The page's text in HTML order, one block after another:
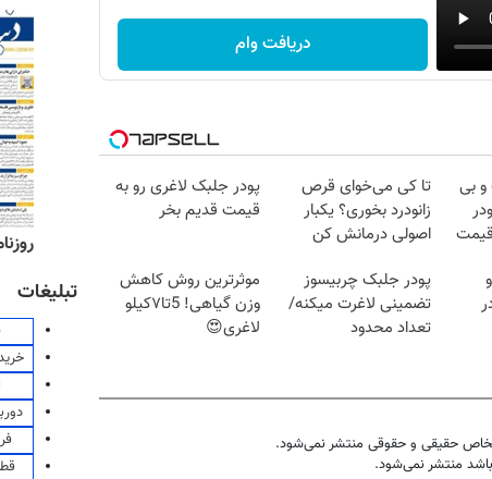
دریافت وام
بی
تا کی می‌خوای قرص
زانودرد بخوری؟ یکبار
اصولی درمانش کن
پودر جلبک لاغری رو به
قیمت قدیم بخر
پودر جلبک چربیسوز
تضمینی لاغرت میکنه/
تعداد محدود
موثرترین روش کاهش
وزن گیاهی! 5تا۷کیلو
لاغری😍
حقیقی و حقوقی منتشر نمی‌شود.
باشد منتشر نمی‌شود.
روزنامه‌های ورزشی پنج‌شنبه ۱۵ مرداد ۱۴۰۵
تبلیغات